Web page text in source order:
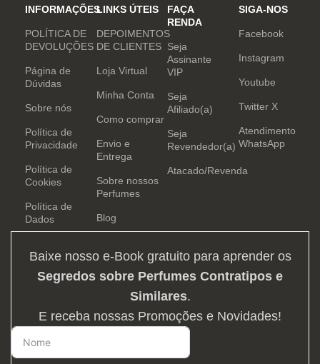
e determinação.
INFORMAÇÕES
POLÍTICA DE
DEVOLUÇÕES
Página de
Dúvidas
Sobre nós
Política de
Privacidade
Política de
Cookies
Política de
Dados
LINKS ÚTEIS
DEPOIMENTOS
DE CLIENTES
Loja Virtual
Minha Conta
Como comprar
Envio e
Entrega
Sobre nossos
Perfumes
Blog
FAÇA
RENDA
Seja
Assinante
VIP
Seja
Afiliado(a)
Seja
Revendedor(a)
Atacado/Revenda
SIGA-NOS
Facebook
Instagram
Youtube
Twitter X
Atendimento
WhatsApp
Baixe nosso e-Book gratuito para aprender os
Segredos sobre Perfumes Contratipos e
Similares.
E receba nossas Promoções e Novidades!